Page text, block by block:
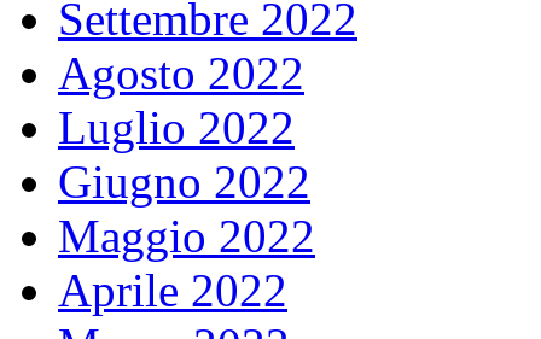
Settembre 2022
Agosto 2022
Luglio 2022
Giugno 2022
Maggio 2022
Aprile 2022